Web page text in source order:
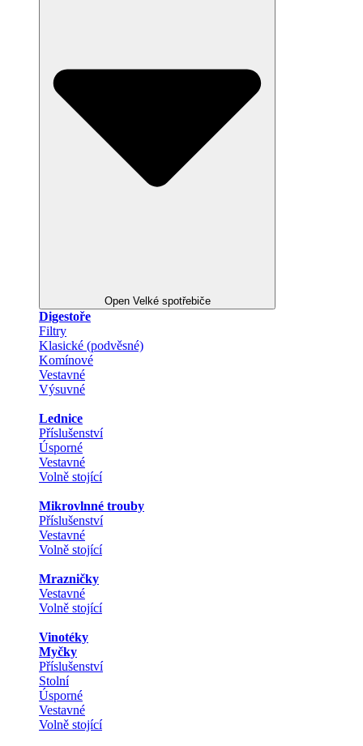
Open Velké spotřebiče
Digestoře
Filtry
Klasické (podvěsné)
Komínové
Vestavné
Výsuvné
Lednice
Příslušenství
Úsporné
Vestavné
Volně stojící
Mikrovlnné trouby
Příslušenství
Vestavné
Volně stojící
Mrazničky
Vestavné
Volně stojící
Vinotéky
Myčky
Příslušenství
Stolní
Úsporné
Vestavné
Volně stojící